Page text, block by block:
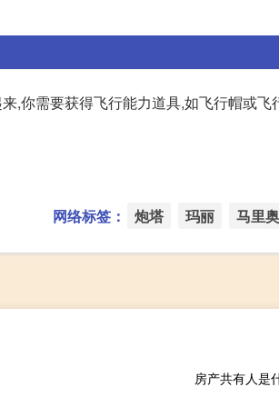
,你需要获得飞行能力道具,如飞行帽或
网络标签： 炮塔 玛丽 马里奥
房产共有人是